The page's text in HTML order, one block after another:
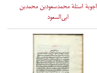
اجوبة اسئلة محمدسعودبن محمدبن
ابی‌السعود